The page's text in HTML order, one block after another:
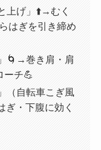
上げ」⬆️→むく
はぎを引き締め
🌀→巻き肩・肩
ーチ💪
（自転車こぎ風
・下腹に効く